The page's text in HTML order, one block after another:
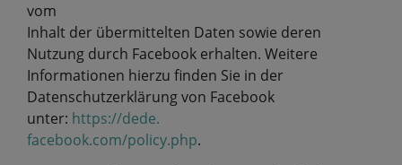
vom
Inhalt der übermittelten Daten sowie deren
Nutzung durch Facebook erhalten. Weitere
Informationen hierzu finden Sie in der
Datenschutzerklärung von Facebook
unter: https://dede.
facebook.com/policy.php.